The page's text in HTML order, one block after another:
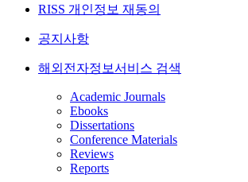
RISS 개인정보 재동의
공지사항
해외전자정보서비스 검색
Academic Journals
Ebooks
Dissertations
Conference Materials
Reviews
Reports